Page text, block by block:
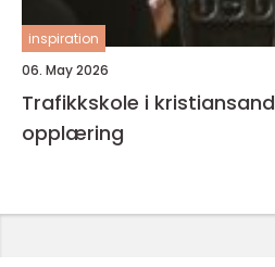
inspiration
06. May 2026
Trafikkskole i kristiansand slik finner du riktig
opplæring